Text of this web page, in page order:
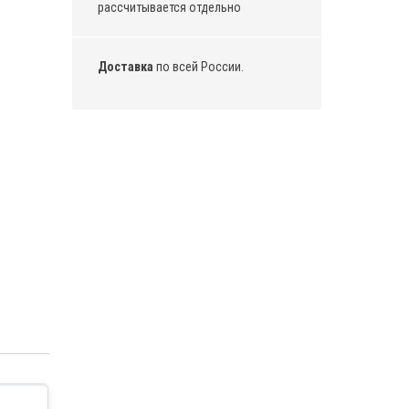
рассчитывается отдельно
Доставка по всей России.